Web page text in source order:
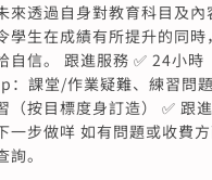
來透過自身對教育科目及內
學生在成績有所提升的同時
自信。 跟進服務 ✅ 24小時
：課堂/作業疑難、練習問
（按目標度身訂造） ✅ 跟進
一步做咩 如有問題或收費
。